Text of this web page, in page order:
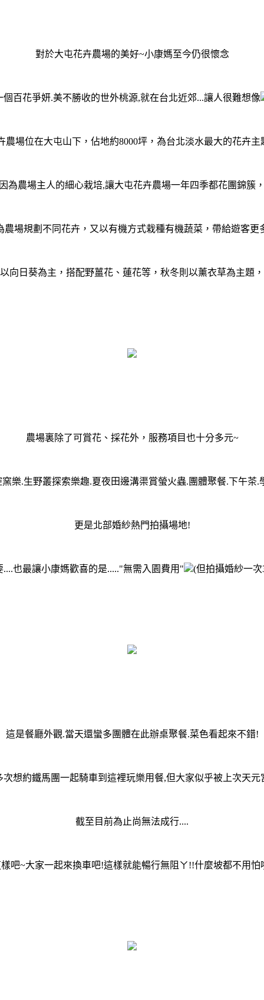
對於大屯花卉農場的美好~小康媽至今仍很懷念
個百花爭妍.美不勝收的世外桃源,就在台北近郊...讓人很難想像
農場位在大屯山下，佔地約8000坪，為台北淡水最大的花卉主
為農場主人的細心栽培,讓大屯花卉農場一年四季都花團錦簇，
農場規劃不同花卉，又以有機方式栽種有機蔬菜，帶給遊客更
向日葵為主，搭配野薑花、蓮花等，秋冬則以薰衣草為主題
農場裏除了可賞花、採花外，服務項目也十分多元~
樂.生野叢探索樂趣.夏夜田邊溝渠賞螢火蟲.團體聚餐.下午茶.
更是北部婚紗熱門拍攝場地!
....也最讓小康媽歡喜的是....."無需入園費用" (但拍攝婚紗一次
這是餐廳外觀.當天還蠻多團體在此辦桌聚餐.菜色看起來不錯!
次想約鐵馬團一起騎車到這裡玩樂用餐,但大家似乎被上次天元
截至目前為止尚無法成行....
吧~大家一起來換車吧!這樣就能暢行無阻ㄚ!!什麼坡都不用怕